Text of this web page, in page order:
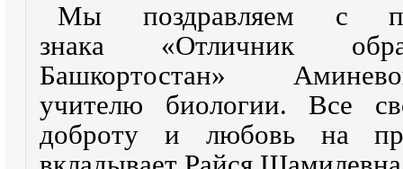
Мы поздравляем с
знака «Отличник
Башкортостан»
учителю биологии. Все
доброту и любовь на